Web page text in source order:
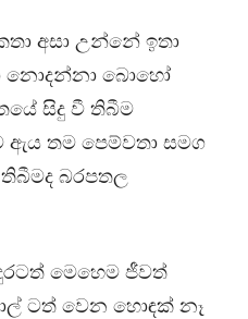
අසා උන්නේ ඉතා
නොදන්නා බොහෝ
සිදු වී තිබීම
ඇය තම පෙම්වතා සමග
බරපතල
මෙහෙම ජීවත්
ටත් වෙන හොඳක් නෑ